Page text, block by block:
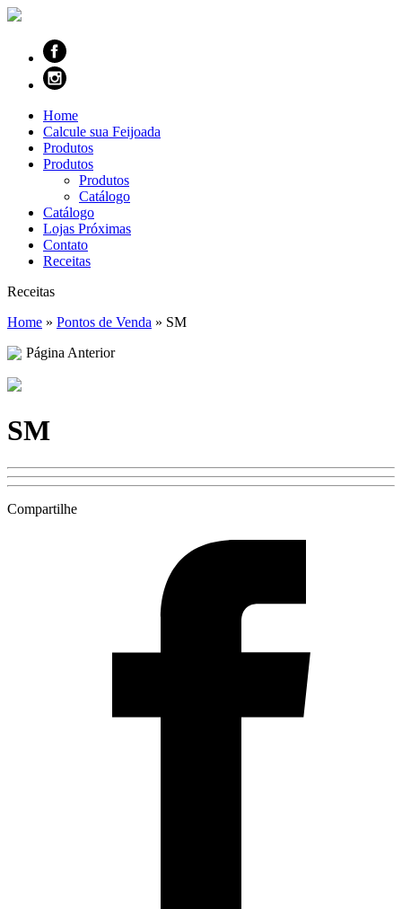
Home
Calcule sua Feijoada
Produtos
Produtos
Produtos
Catálogo
Catálogo
Lojas Próximas
Contato
Receitas
Receitas
Home » Pontos de Venda » SM
Página Anterior
SM
Compartilhe